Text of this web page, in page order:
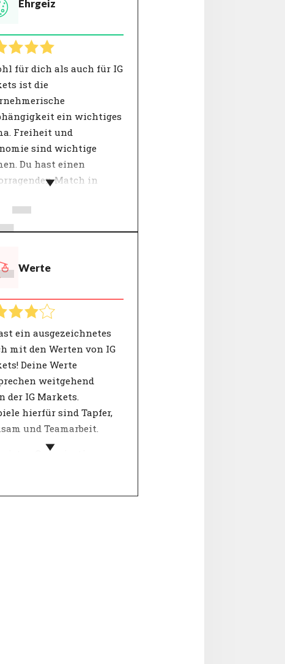
Ehrgeiz
für dich als auch für IG
ist die
ein wichtiges
Freiheit und
sind wichtige
Du hast einen
Match in
der Organisation
Was wichtig ist
Menschen, die für eine
mit einer klaren
arbeiten, an die sie
glauben, finden mehr
in ihrer Arbeit.
Werte
ein ausgezeichnetes
mit den Werten von IG
Deine Werte
weitgehend
der IG Markets.
hierfür sind Tapfer,
und Teamarbeit.
Organisationen